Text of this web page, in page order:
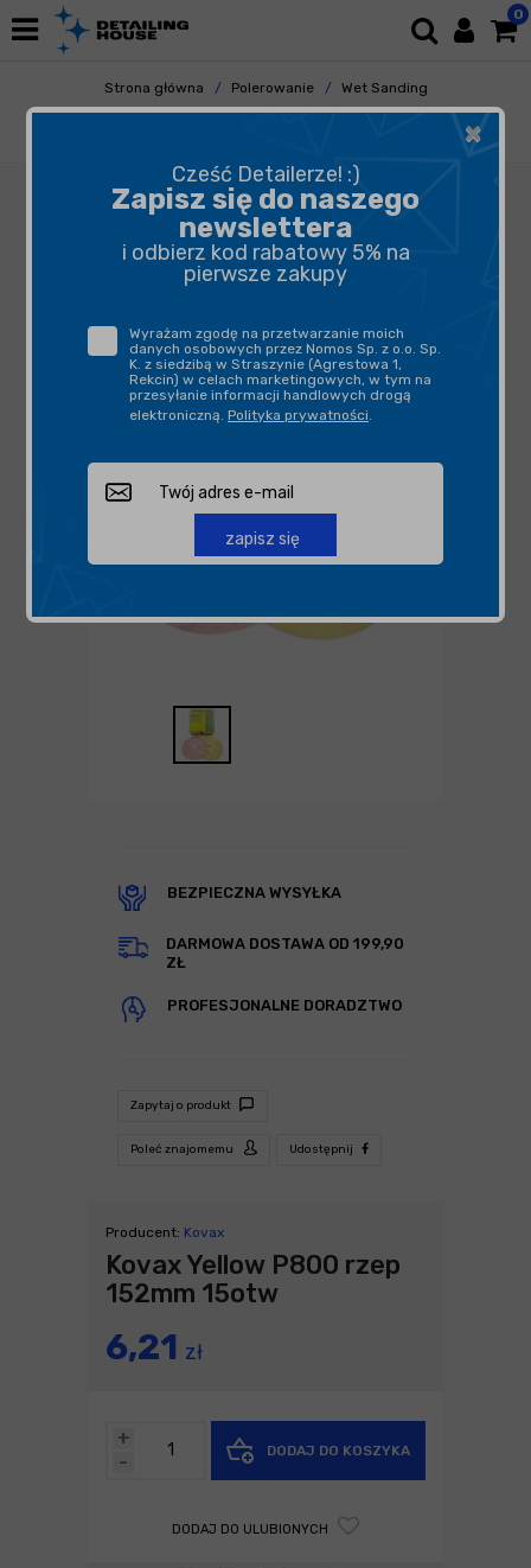
0
Strona główna Polerowanie
Wet Sanding
Papiery
BEZPIECZNA WYSYŁKA
DARMOWA DOSTAWA OD 199,90
ZŁ
PROFESJONALNE DORADZTWO
Zapytaj o produkt
Poleć znajomemu Udostępnij
Producent: Kovax
Kovax Yellow P800 rzep
152mm 15otw
6,21 zł
-
+
DODAJ DO KOSZYKA
DODAJ DO ULUBIONYCH
×
Cześć Detailerze! :)
Zapisz się do naszego
newslettera
i odbierz kod rabatowy 5% na
pierwsze zakupy
Wyrażam zgodę na przetwarzanie moich
danych osobowych przez Nomos Sp. z o.o. Sp.
K. z siedzibą w Straszynie (Agrestowa 1,
Rekcin) w celach marketingowych, w tym na
przesyłanie informacji handlowych drogą
elektroniczną. Polityka prywatności.
zapisz się